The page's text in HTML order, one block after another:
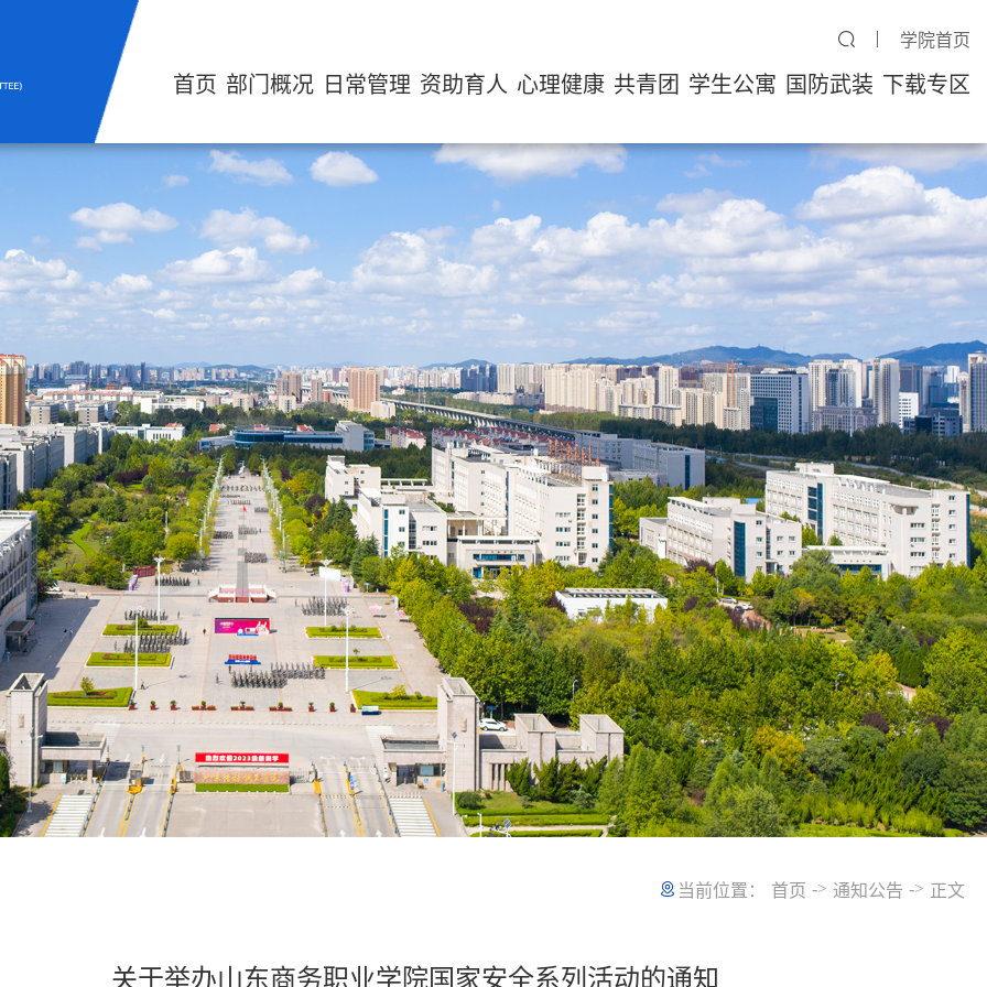
学院首页
首页 部门概况 日常管理 资助育人 心理健康 共青团 学生公寓 国防武装 下载专区
当前位置： 首页 -> 通知公告 -> 正文
关于举办山东商务职业学院国家安全系列活动的通知